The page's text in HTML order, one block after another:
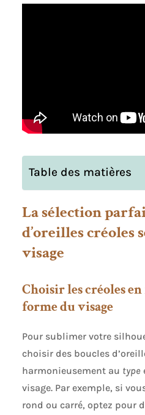
Table des matières
La sélection
d’oreilles créoles
visage
Choisir les créoles
forme du visage
Pour sublimer votre
choisir des boucles
harmonieusement au type
visage. Par exemple, si
rond ou carré, optez pour